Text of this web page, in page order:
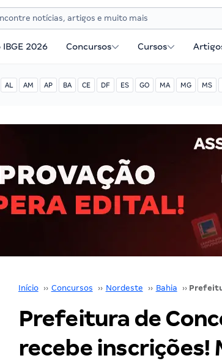
2026 Concursos Cursos
AL AM AP BA CE DF ES GO MA MG MS
Início ›› Concursos ›› Nordeste ›› Bahia ››
Prefeitura de
recebe inscrições!